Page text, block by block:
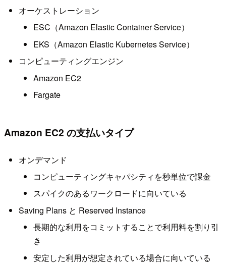
オーケストレーション
ESC（Amazon Elastic Container Service）
EKS（Amazon Elastic Kubernetes Service）
コンピューティングエンジン
Amazon EC2
Fargate
Amazon EC2 の支払いタイプ
オンデマンド
コンピューティングキャパシティを秒単位で課金
スパイクのあるワークロードに向いている
Saving Plans と Reserved Instance
長期的な利用をコミットすることで利用料を割り引
き
安定した利用が想定されている場合に向いている